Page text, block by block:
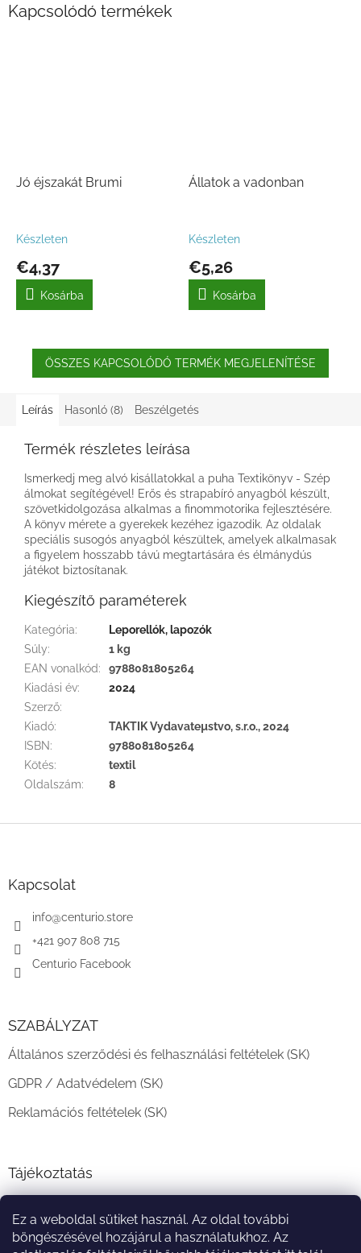
Ez a weboldal sütiket használ. Az oldal további
böngészésével hozájárul a használatukhoz. Az
Kapcsolódó termékek
Jó éjszakát Brumi
Készleten
€4,37
Kosárba
Állatok a vadonban
Készleten
€5,26
Kosárba
ÖSSZES KAPCSOLÓDÓ TERMÉK MEGJELENÍTÉSE
Leírás Hasonló (8) Beszélgetés
Termék részletes leírása
Ismerkedj meg alvó kisállatokkal a puha Textikönyv - Szép
álmokat segítégével! Erős és strapabíró anyagból készült,
szövetkidolgozása alkalmas a finommotorika fejlesztésére.
A könyv mérete a gyerekek kezéhez igazodik. Az oldalak
speciális susogós anyagból készültek, amelyek alkalmasak
a figyelem hosszabb távú megtartására és élmánydús
játékot biztosítanak.
Kiegészítő paraméterek
Kategória:
Leporellók, lapozók
Súly:
1 kg
EAN vonalkód:
9788081805264
Kiadási év:
2024
Szerző:
Kiadó:
TAKTIK Vydavateµstvo, s.r.o., 2024
ISBN:
9788081805264
Kötés:
textil
Oldalszám: 8
Kapcsolat
info@centurio.store
+421 907 808 715
Centurio Facebook
SZABÁLYZAT
Általános szerződési és felhasználási feltételek (SK)
GDPR / Adatvédelem (SK)
Reklamációs feltételek (SK)
Tájékoztatás
A vásárlás menete